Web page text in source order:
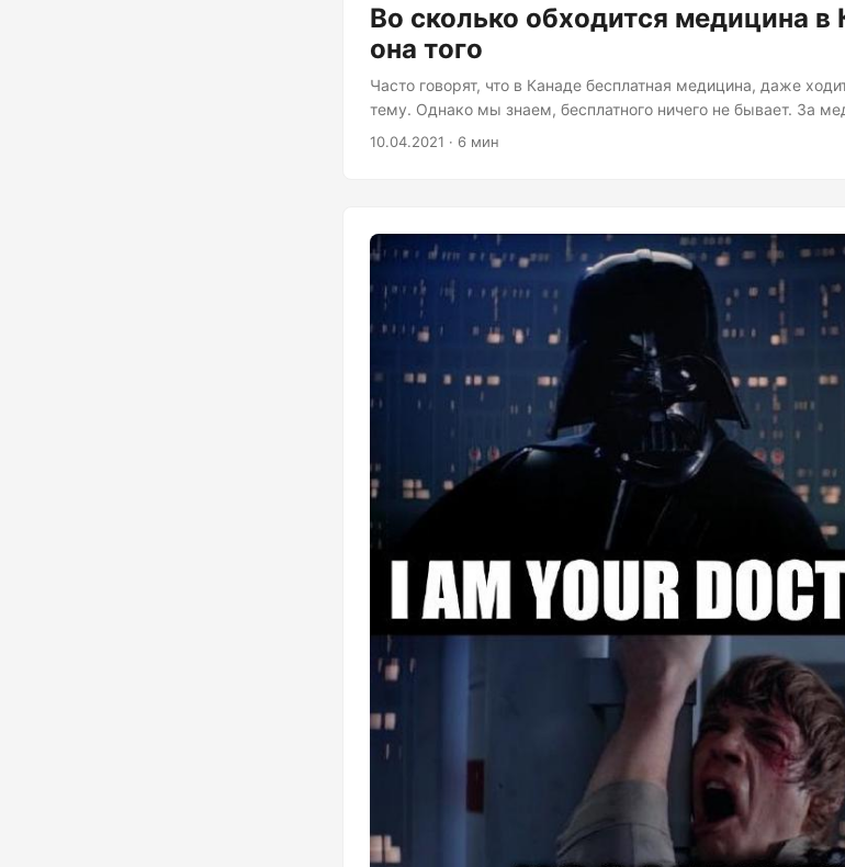
Во сколько обходится медицина в
она того
Часто говорят, что в Канаде бесплатная медицина, даже
тему. Однако мы знаем, бесплатного ничего не бывает. За
нужно строить и поддерживать больницы, докторам хочется
10.04.2021 · 6 мин